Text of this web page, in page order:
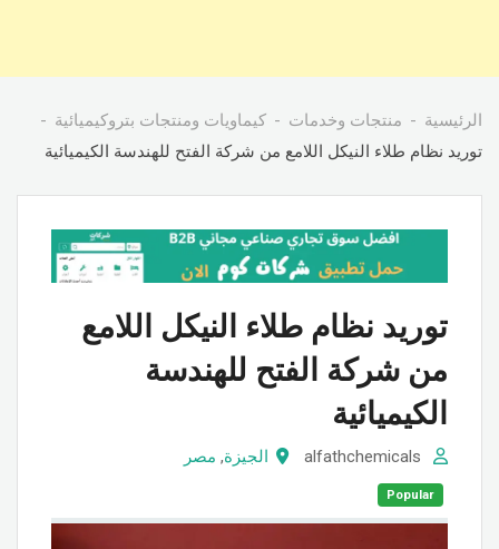
الرئيسية منتجات وخدمات
كيماويات ومنتجات بتروكيميائية
توريد نظام طلاء النيكل اللامع من شركة الفتح للهندسة الكيميائية
توريد نظام طلاء النيكل اللامع
من شركة الفتح للهندسة
الكيميائية
الجيزة, مصر
Popular